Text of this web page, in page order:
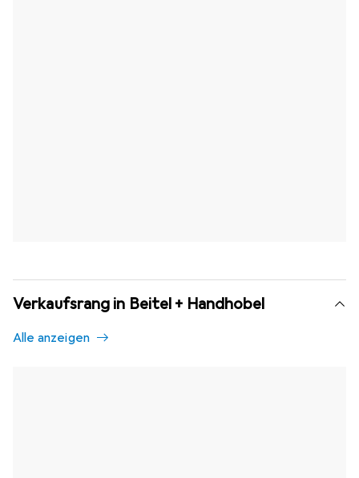
Verkaufsrang in Beitel + Handhobel
Alle anzeigen